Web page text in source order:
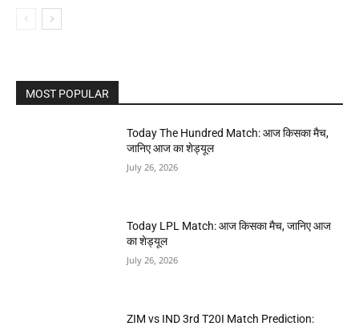
MOST POPULAR
Today The Hundred Match: आज किसका मैच,
जानिए आज का शेड्यूल
July 26, 2026
Today LPL Match: आज किसका मैच, जानिए आज
का शेड्यूल
July 26, 2026
ZIM vs IND 3rd T20I Match Prediction: